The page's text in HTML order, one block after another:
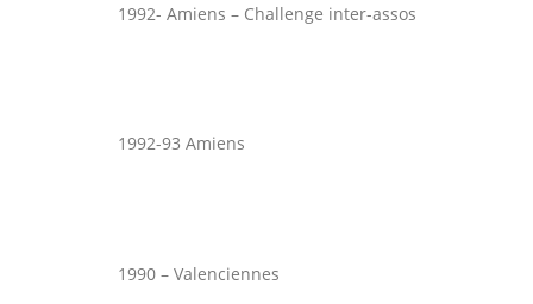
1992- Amiens – Challenge inter-assos
1992-93 Amiens
1990 – Valenciennes